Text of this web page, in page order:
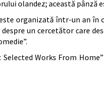
olandez; această pânză
organizată într-un an în
despre un cercetător care
Selected Works From